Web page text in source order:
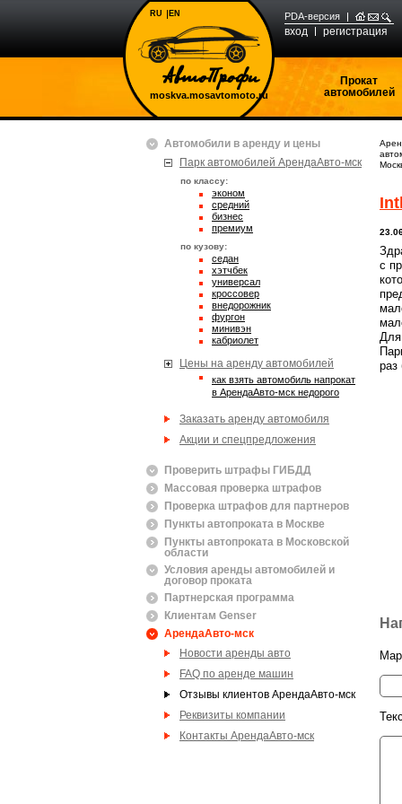
moskva.mosavtomoto.ru
PDA-версия
вход регистрация
RU EN
Прокат
автомобилей
Автомобили в аренду и цены
Парк автомобилей АрендаАвто-мск
по классу:
эконом
средний
бизнес
премиум
по кузову:
седан
хэтчбек
универсал
кроссовер
внедорожник
фургон
минивэн
кабриолет
Цены на аренду автомобилей
Как взять автомобиль напрокат
в АрендаАвто-мск недорого
Заказать аренду автомобиля
Акции и спецпредложения
Проверить штрафы ГИБДД
Массовая проверка штрафов
Проверка штрафов для партнеров
Пункты автопроката в Москве
Пункты автопроката в Московской
области
Условия аренды автомобилей и
договор проката
Партнерская программа
Клиентам Genser
АрендаАвто-мск
Новости аренды авто
FAQ по аренде машин
Отзывы клиентов АрендаАвто-мск
Реквизиты компании
Контакты АрендаАвто-мск
с
Для
раз